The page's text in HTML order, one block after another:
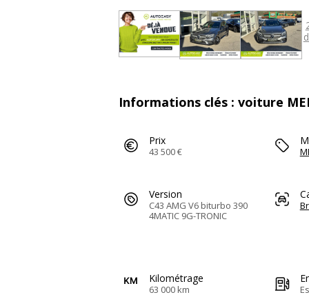
Informations clés : voiture
Prix
43 500 €
Version
C43 AMG V6 biturbo 390
4MATIC 9G-TRONIC
Kilométrage
63 000 km